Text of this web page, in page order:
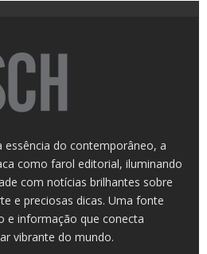
essência do contemporâneo, a
como farol editorial, iluminando
com notícias brilhantes sobre
e preciosas dicas. Uma fonte
e informação que conecta
vibrante do mundo.